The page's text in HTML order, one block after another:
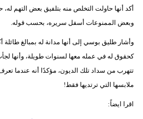
أكد أنها حاولت التخلص منه بتلفيق بعض التهم
وبعض الممنوعات أسفل سريره، بحسب قوله.
كحقوق له في عمله معها لسنوات طويلة، وأنها
تتهرب من سداد تلك الديون، مؤكدًا أنه عندما
ملابسها التي ترتديها فقط!
اقرا ايضاً: